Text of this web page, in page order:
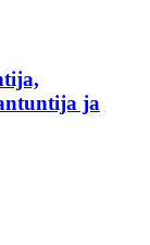
ja